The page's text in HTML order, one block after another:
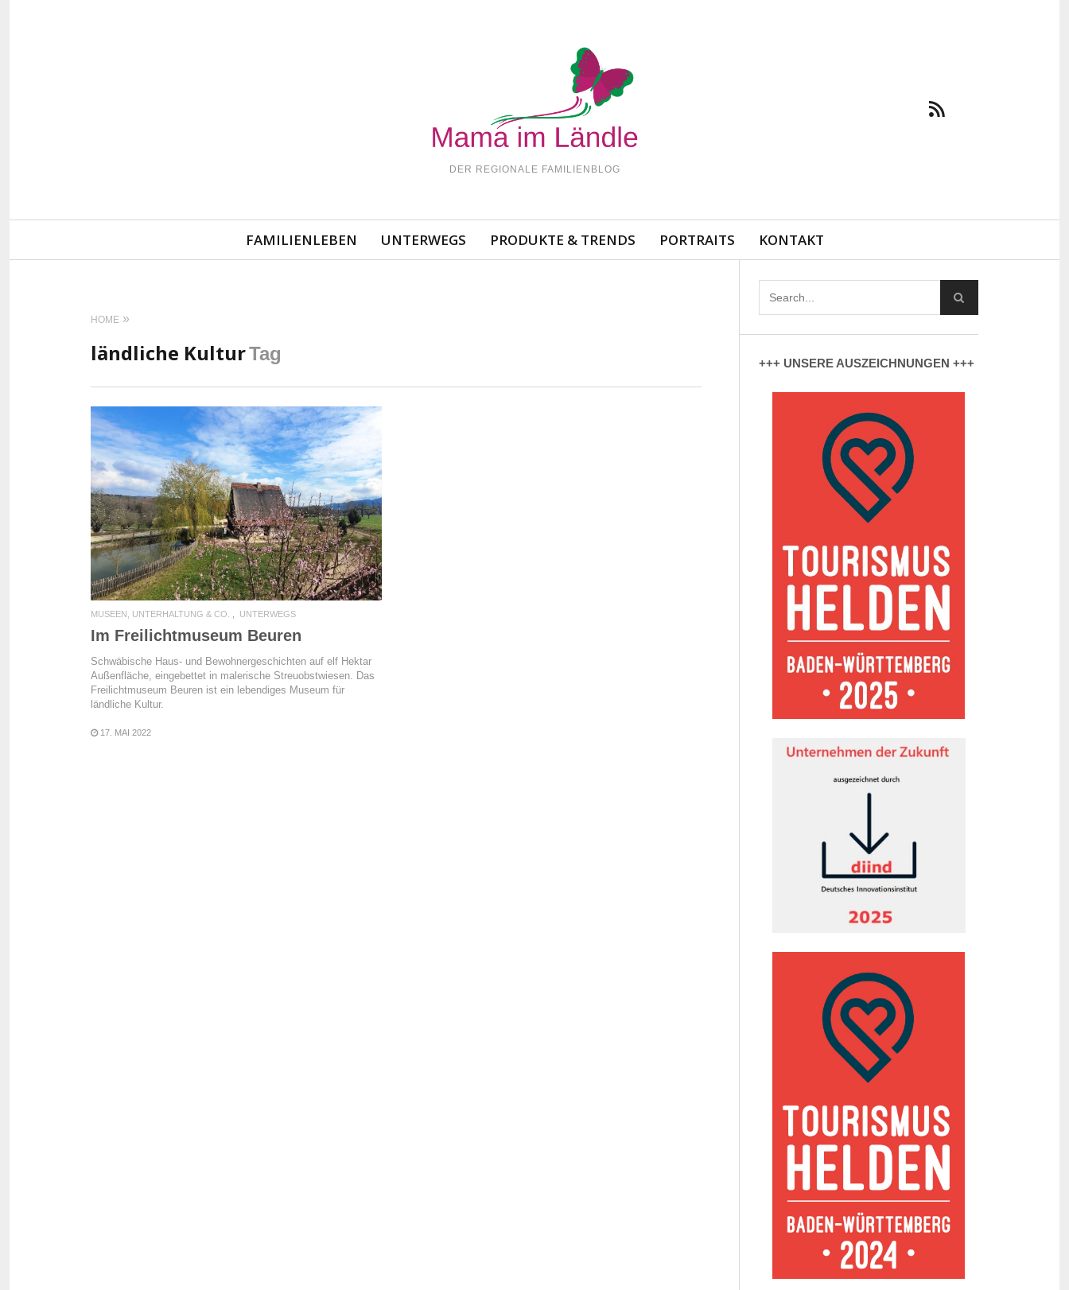
DER REGIONALE FAMILIENBLOG
Navigation
FAMILIENLEBEN UNTERWEGS PRODUKTE & TRENDS PORTRAITS KONTAKT
HOME
ländliche KulturTag
READ MORE
MUSEEN, UNTERHALTUNG & CO. UNTERWEGS
Im Freilichtmuseum Beuren
Schwäbische Haus- und Bewohnergeschichten auf elf Hektar
Außenfläche, eingebettet in malerische Streuobstwiesen. Das
Freilichtmuseum Beuren ist ein lebendiges Museum für
ländliche Kultur.
17. MAI 2022
+++ UNSERE AUSZEICHNUNGEN +++